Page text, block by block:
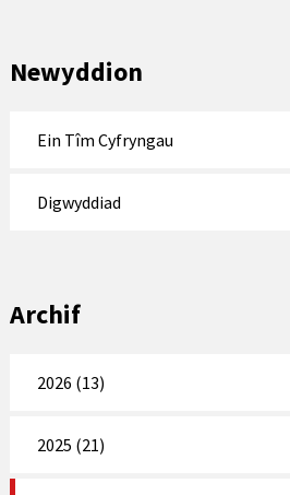
Newyddion
Ein Tîm Cyfryngau
Digwyddiad
Archif
2026 (13)
2025 (21)